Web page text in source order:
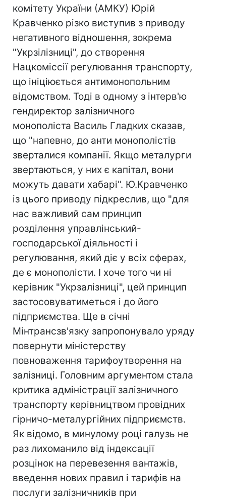
комітету України (АМКУ) Юрій
Кравченко різко виступив з приводу
негативного відношення, зокрема
"Укрзілізниці", до створення
Нацкоміссії регулювання транспорту,
що ініціюється антимонопольним
відомством. Тоді в одному з інтерв'ю
гендиректор залізничного
монополіста Василь Гладких сказав,
що "напевно, до анти монополістів
зверталися компанії. Якщо металурги
звертаються, у них є капітал, вони
можуть давати хабарі". Ю.Кравченко
із цього приводу підкреслив, що "для
нас важливий сам принцип
розділення управлінський-
господарської діяльності і
регулювання, який діє у всіх сферах,
де є монополісти. І хоче того чи ні
керівник "Укрзалізниці", цей принцип
застосовуватиметься і до його
підприємства. Ще в січні
Мінтрансзв'язку запропонувало уряду
повернути міністерству
повноваження тарифоутворення на
залізниці. Головним аргументом стала
критика адміністрації залізничного
транспорту керівництвом провідних
гірничо-металургійних підприємств.
Як відомо, в минулому році галузь не
раз лихоманило від індексації
розцінок на перевезення вантажів,
введення нових правил і тарифів на
послуги залізничників при